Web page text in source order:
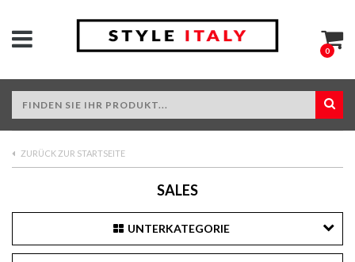
0
ZURÜCK ZUR STARTSEITE
SALES
UNTERKATEGORIE